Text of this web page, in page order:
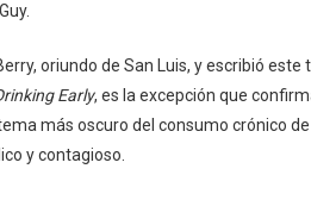
oriundo de San Luis, y escribió
Early, es la excepción que
más oscuro del consumo crónico
y contagioso.